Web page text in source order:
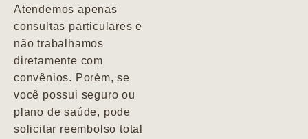
Atendemos apenas
consultas particulares e
não trabalhamos
diretamente com
convênios. Porém, se
você possui seguro ou
plano de saúde, pode
solicitar reembolso total